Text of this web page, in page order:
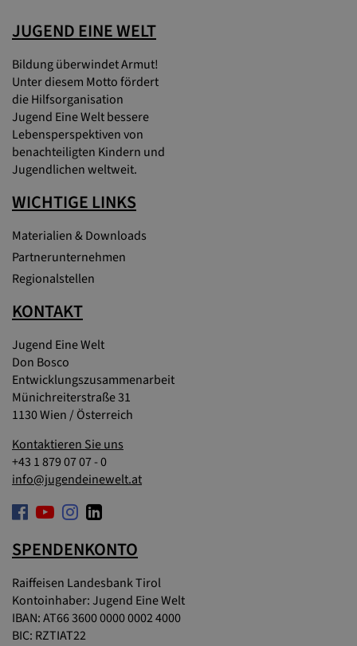
JUGEND EINE WELT
Bildung überwindet Armut!
Unter diesem Motto fördert
die Hilfsorganisation
Jugend Eine Welt bessere
Lebensperspektiven von
benachteiligten Kindern und
Jugendlichen weltweit.
WICHTIGE LINKS
Materialien & Downloads
Partnerunternehmen
Regionalstellen
KONTAKT
Jugend Eine Welt
Don Bosco
Entwicklungszusammenarbeit
Münichreiterstraße 31
1130 Wien / Österreich
Kontaktieren Sie uns
+43 1 879 07 07 - 0
info@jugendeinewelt.at
SPENDENKONTO
Raiffeisen Landesbank Tirol
Kontoinhaber: Jugend Eine Welt
IBAN: AT66 3600 0000 0002 4000
BIC: RZTIAT22